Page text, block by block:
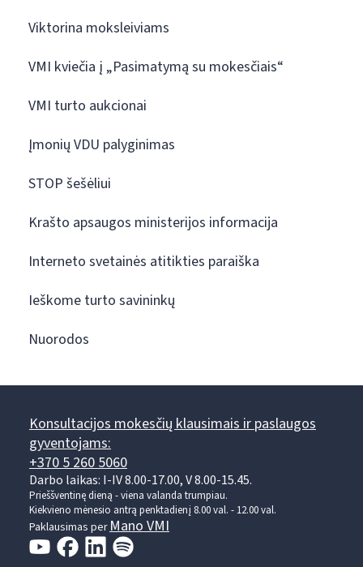
Viktorina moksleiviams
VMI kviečia į „Pasimatymą su mokesčiais“
VMI turto aukcionai
Įmonių VDU palyginimas
STOP šešėliui
Krašto apsaugos ministerijos informacija
Interneto svetainės atitikties paraiška
Ieškome turto savininkų
Nuorodos
Konsultacijos mokesčių klausimais ir paslaugos
gyventojams:
+370 5 260 5060
Darbo laikas: I-IV 8.00-17.00, V 8.00-15.45.
Prieššventinę dieną - viena valanda trumpiau.
Kiekvieno mėnesio antrą penktadienį 8.00 val. - 12.00 val.
Paklausimas per Mano VMI